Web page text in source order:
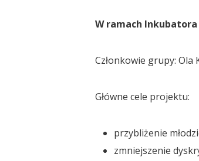
W ramach
Członkowie grupy: Ola
Główne cele projektu:
przybliżenie
zmniejszenie